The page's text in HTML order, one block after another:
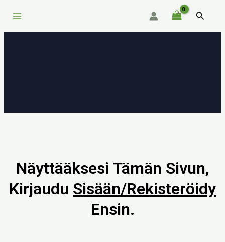
sisältöön
Hae
Näyttääksesi Tämän Sivun,
Kirjaudu Sisään/rekisteröidy
Ensin.